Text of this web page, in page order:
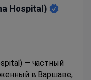
Hospital)
— частный
в Варшаве,